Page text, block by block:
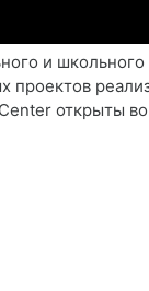
и школьного
проектов
открыты